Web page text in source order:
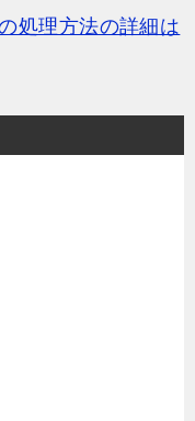
処理方法の詳細は